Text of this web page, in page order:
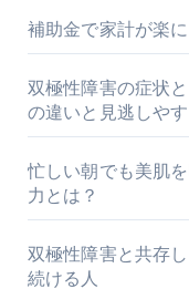
補助金で家計が楽に
双極性障害の症状
の違いと見逃しや
忙しい朝でも美肌
力とは？
双極性障害と共存
続ける人